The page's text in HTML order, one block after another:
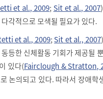
et al., 2009; Sit et al., 2007
각적으로 모색될 필요가 있다.
et al., 2009; Sit et al., 2007
등한 신체활동 기회가 제공될
있다(Fairclough & Stratton,
논의되고 있다. 따라서 장애학